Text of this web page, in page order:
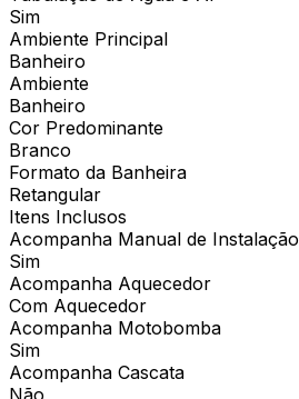
Sim
Ambiente Principal
Banheiro
Ambiente
Banheiro
Cor Predominante
Branco
Formato da Banheira
Retangular
Itens Inclusos
Acompanha Manual de Instalação
Sim
Acompanha Aquecedor
Com Aquecedor
Acompanha Motobomba
Sim
Acompanha Cascata
Não